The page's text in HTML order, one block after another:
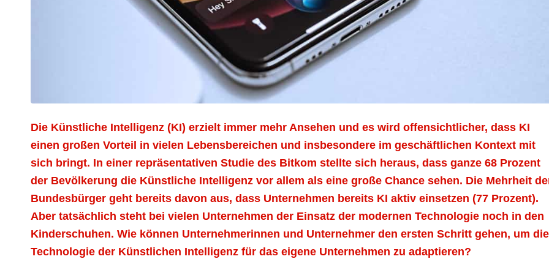
Die Künstliche Intelligenz (KI) erzielt immer mehr Ansehen und es wird offensichtlicher, dass KI
einen großen Vorteil in vielen Lebensbereichen und insbesondere im geschäftlichen Kontext mit
sich bringt. In einer repräsentativen Studie des Bitkom stellte sich heraus, dass ganze 68 Prozent
der Bevölkerung die Künstliche Intelligenz vor allem als eine große Chance sehen. Die Mehrheit
Bundesbürger geht bereits davon aus, dass Unternehmen bereits KI aktiv einsetzen (77 Prozent).
Aber tatsächlich steht bei vielen Unternehmen der Einsatz der modernen Technologie noch in den
Kinderschuhen. Wie können Unternehmerinnen und Unternehmer den ersten Schritt gehen, um die
Technologie der Künstlichen Intelligenz für das eigene Unternehmen zu adaptieren?